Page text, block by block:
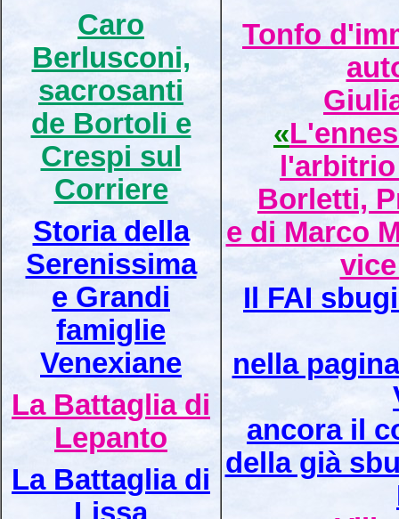
Caro
Berlusconi,
sacrosanti
de Bortoli e
Crespi sul
Corriere
Storia della
Serenissima
e Grandi
famiglie
Venexiane
La Battaglia di
Lepanto
La Battaglia di
Tonfo
«
Borletti,
e di Marco
Il FAI
nella
ancora il
della già